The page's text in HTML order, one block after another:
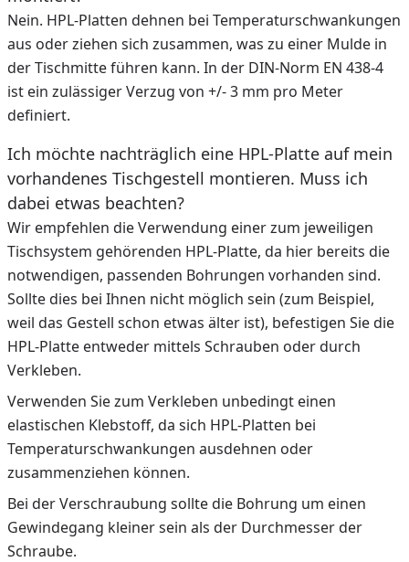
Nein. HPL-Platten dehnen bei Temperaturschwankungen
aus oder ziehen sich zusammen, was zu einer Mulde in
der Tischmitte führen kann. In der DIN-Norm EN 438-4
ist ein zulässiger Verzug von +/- 3 mm pro Meter
definiert.
Ich möchte nachträglich eine HPL-Platte auf mein
vorhandenes Tischgestell montieren. Muss ich
dabei etwas beachten?
Wir empfehlen die Verwendung einer zum jeweiligen
Tischsystem gehörenden HPL-Platte, da hier bereits die
notwendigen, passenden Bohrungen vorhanden sind.
Sollte dies bei Ihnen nicht möglich sein (zum Beispiel,
weil das Gestell schon etwas älter ist), befestigen Sie die
HPL-Platte entweder mittels Schrauben oder durch
Verkleben.
Verwenden Sie zum Verkleben unbedingt einen
elastischen Klebstoff, da sich HPL-Platten bei
Temperaturschwankungen ausdehnen oder
zusammenziehen können.
Bei der Verschraubung sollte die Bohrung um einen
Gewindegang kleiner sein als der Durchmesser der
Schraube.